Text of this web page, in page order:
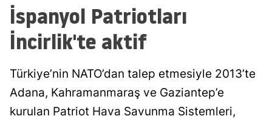
İspanyol Patriotları
İncirlik'te aktif
Türkiye’nin NATO’dan talep etmesiyle 2013’te
Adana, Kahramanmaraş ve Gaziantep’e
kurulan Patriot Hava Savunma Sistemleri,